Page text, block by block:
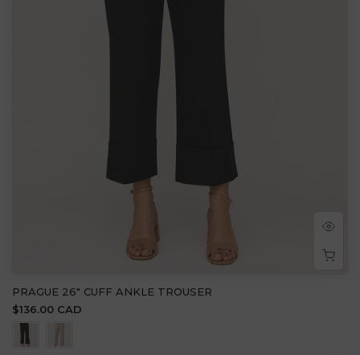
PRAGUE 26" CUFF ANKLE TROUSER
$136.00 CAD